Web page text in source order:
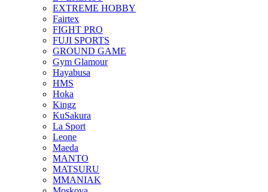
EXTREME HOBBY
Fairtex
FIGHT PRO
FUJI SPORTS
GROUND GAME
Gym Glamour
Hayabusa
HMS
Hoka
Kingz
KuSakura
La Sport
Leone
Maeda
MANTO
MATSURU
MMANIAK